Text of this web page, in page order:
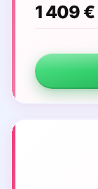
1 409 €